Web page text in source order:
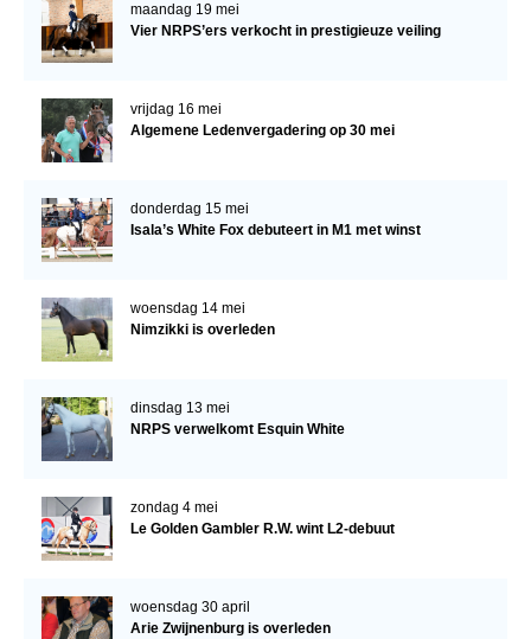
maandag 19 mei
Vier NRPS’ers verkocht in prestigieuze veiling
vrijdag 16 mei
Algemene Ledenvergadering op 30 mei
donderdag 15 mei
Isala’s White Fox debuteert in M1 met winst
woensdag 14 mei
Nimzikki is overleden
dinsdag 13 mei
NRPS verwelkomt Esquin White
zondag 4 mei
Le Golden Gambler R.W. wint L2-debuut
woensdag 30 april
Arie Zwijnenburg is overleden